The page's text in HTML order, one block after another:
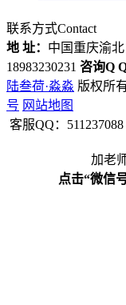
联系方式Contact
地 址： 中国重庆渝北
18983230231 咨询Q Q
陆叁荷·淼淼 版权所
号 网站地图
客服QQ：
加老
点击“微信